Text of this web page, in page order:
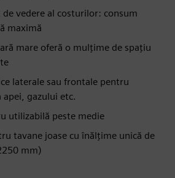
vedere al costurilor: consum
maximă
mare oferă o mulțime de spațiu
laterale sau frontale pentru
apei, gazului etc.
utilizabilă peste medie
tavane joase cu înălțime unică de
mm)